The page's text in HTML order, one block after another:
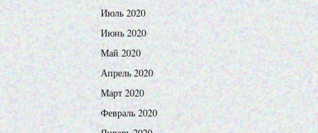
Июль 2020
Июнь 2020
Май 2020
Апрель 2020
Март 2020
Февраль 2020